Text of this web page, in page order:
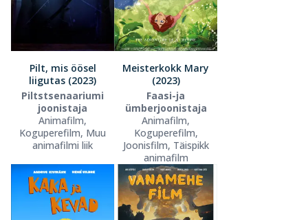
Pilt, mis öösel
liigutas (2023)
Piltstsenaariumi
joonistaja
Animafilm,
Koguperefilm, Muu
animafilmi liik
Meisterkokk Mary
(2023)
Faasi-ja
ümberjoonistaja
Animafilm,
Koguperefilm,
Joonisfilm, Täispikk
animafilm